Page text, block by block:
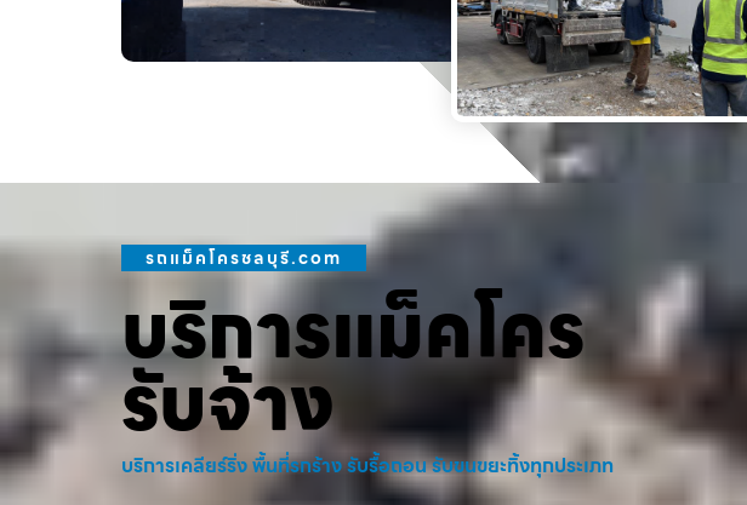
รถแม็คโครชลบุรี.com
บริการแม็คโคร
รับจ้าง
บริการเคลียร์ริ่ง พื้นที่รกร้าง รับรื้อถอน รับขนขยะทิ้งทุกประเภท